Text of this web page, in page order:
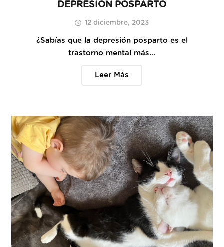
DEPRESIÓN POSPARTO
12 diciembre, 2023
¿Sabías que la depresión posparto es el
trastorno mental más…
Leer Más